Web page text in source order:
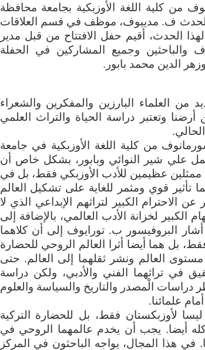
من كلية اللغة الأوزبكية بجامعة محافظة
ف. مدييوف، موظف في قسم العلاقات
لهذا الحدث، أقيم حفل الافتتاح من قبل مدير
والباحثين وجميع المشاركين في الحفلة
الدين محمد بابور.
العلماء البارزين والمفكرين والشعراء
وتعتبر دراسة الحياة والتراث العلمي
من كلية اللغة الأوزبكية في جامعة
علي شير النوائي وبابور، بشكل خاص أن
ممثلين عظيمين للأدب الأوزبكي فقط، بل في
تأثير قوي ومثمر للغاية على تشكيل العالم
الاحترام الكبير لتراثهم الإبداعي الذي لا
الكبير لخزانة الأدب العالمي، بالإضافة إلى
البروفيسور ب. تورايوف إلى أن كلاهما
بل هما أيضا أثرا العالم الروحي للحضارة
العالم ونشر ثقلهما إلى العالم. حتى
في تراثهما الفني والأدبي، ولكن دراسة
الْمصدر والتاريخ والسياسة والعلوم
علمائنا.
لأوزبكستان فقط، بل للحضارة التركية
كله أيضا. يجب أن يخدم عالمهما الروحي في
في هذا المجال، يواجه الباحثون في المركز